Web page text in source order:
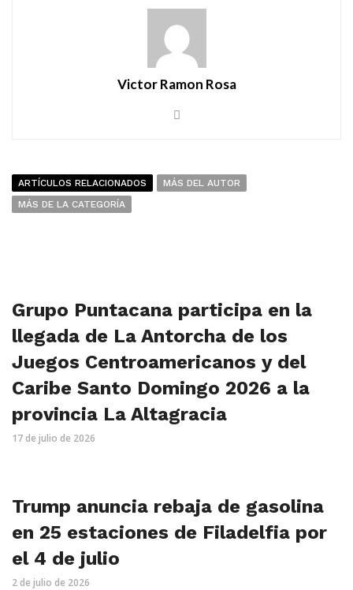
Victor Ramon Rosa
ARTÍCULOS RELACIONADOS
MÁS DEL AUTOR
MÁS DE LA CATEGORÍA
Grupo Puntacana participa en la
llegada de La Antorcha de los
Juegos Centroamericanos y del
Caribe Santo Domingo 2026 a la
provincia La Altagracia
17 de julio de 2026
Trump anuncia rebaja de gasolina
en 25 estaciones de Filadelfia por
el 4 de julio
2 de julio de 2026